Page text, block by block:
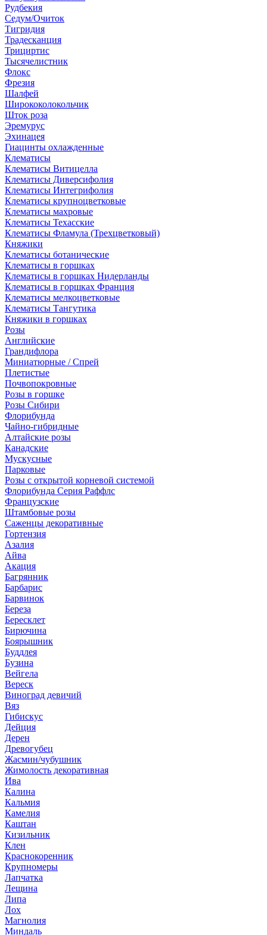
Рудбекия
Седум/Очиток
Тигридия
Традесканция
Трициртис
Тысячелистник
Флокс
Фрезия
Шалфей
Ширококолокольчик
Шток роза
Эремурус
Эхинацея
Гиацинты охлажденные
Клематисы
Клематисы Витицелла
Клематисы Диверсифолия
Клематисы Интегрифолия
Клематисы крупноцветковые
Клематисы махровые
Клематисы Техасские
Клематисы Фламула (Трехцветковый)
Княжики
Клематисы ботанические
Клематисы в горшках
Клематисы в горшках Нидерланды
Клематисы в горшках Франция
Клематисы мелкоцветковые
Клематисы Тангутика
Княжики в горшках
Розы
Английские
Грандифлора
Миниатюрные / Спрей
Плетистые
Почвопокровные
Розы в горшке
Розы Сибири
Флорибунда
Чайно-гибридные
Алтайские розы
Канадские
Мускусные
Парковые
Розы с открытой корневой системой
Флорибунда Серия Раффлс
Французские
Штамбовые розы
Саженцы декоративные
Гортензия
Азалия
Айва
Акация
Багрянник
Барбарис
Барвинок
Береза
Бересклет
Бирючина
Боярышник
Буддлея
Бузина
Вейгела
Вереск
Виноград девичий
Вяз
Гибискус
Дейция
Дерен
Древогубец
Жасмин/чубушник
Жимолость декоративная
Ива
Калина
Кальмия
Камелия
Каштан
Кизильник
Клен
Краснокоренник
Крупномеры
Лапчатка
Лещина
Липа
Лох
Магнолия
Миндаль